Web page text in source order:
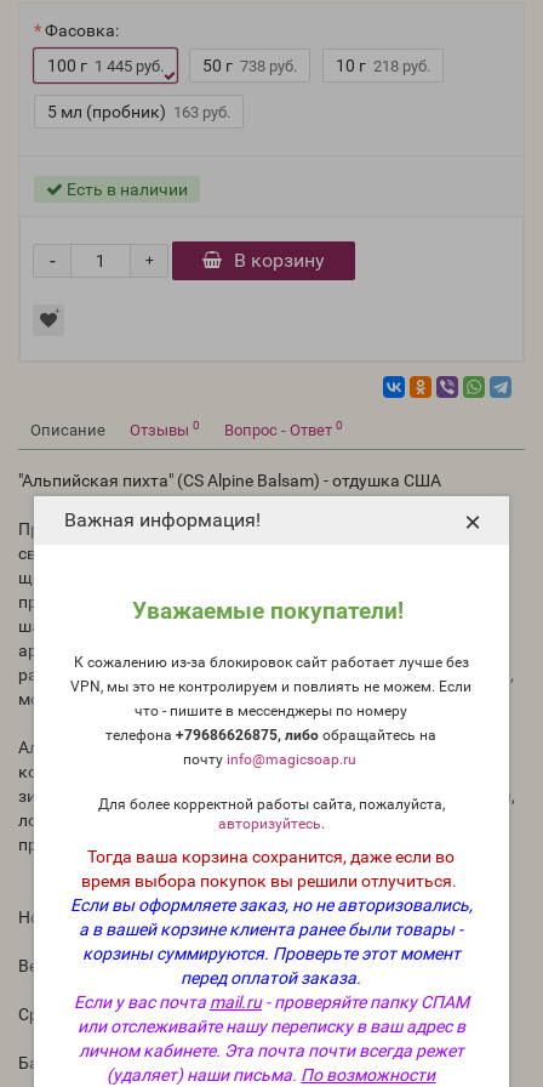
Важная информация!
Уважаемые покупатели!
К сожалению из-за блокировок сайт работает лучше без
VPN, мы это не контролируем и повлиять не можем. Если
что - пишите в мессенджеры по номеру
телефона+79686626875, либообращайтесь на
почту info@magicsoap.ru
Для более корректной работы сайта, пожалуйста,
авторизуйтесь.
Тогда ваша корзина сохранится, даже если во
время выбора покупок вы решили отлучиться.
Если вы оформляете заказ, но не авторизовались,
а в вашей корзине клиента ранее были товары -
корзины суммируются. Проверьте этот момент
перед оплатой заказа.
Если у вас почта mail.ru- проверяйте папку СПАМ
или отслеживайте нашу переписку в ваш адрес в
личном кабинете. Эта почта почти всегда режет
(удаляет) наши письма. По возможности
×
Фасовка:
100 г 1 445 руб. 50 г 738 руб. 10 г 218 руб.
5 мл (пробник) 163 руб.
Есть в наличии
+
- В корзину
Описание Отзывы 0 Вопрос - Ответ 0
"Альпийская пихта" (CS Alpine Balsam) - отдушка США
Представьте себе морозную зимнюю ночь, хруст
свежевыпавшего снега под ногами и бодрящий запах сосны,
щекочущий нос. Ароматическое масло «Альпийская пихта»
прекрасно передает эту древесную сцену. Игристое
шампанское и цитрусовые верхние ноты этого свежего
аромата сливаются с сердцем из бальзама и кедра, а затем
растворяются в ложе из мха, смешанного с древесной сосной,
можжевельником и пачули.
Альпийская пихта — уникальное дополнение к нашей
коллекции сосновых ароматов — прекрасный выбор для
зимних или уличных свечей. Взбитое мыло, сахарные скрабы,
лосьоны и мыло ручной работы дополняют одобренные
продукты для этого зимнего аромата.
Ноты аромата
Верхние ноты: бергамот, шампанское
Средние ноты : Кедр, Бальзам
Базовые ноты: Пачули, Мох, Можжевельник, Сосна